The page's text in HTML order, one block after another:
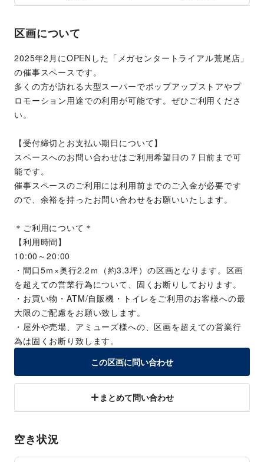
区画について
2025年2月にOPENした「メガセンタートライアル荒尾店」
の催事スペースです。
多くの方が訪れる大型スーパーでポップアップストアやプ
ロモーション用途での利用が可能です。ぜひご利用くださ
い。
【受付締切とお支払い期日について】
スペースへのお問い合わせはご利用希望日の７日前まで可
能です。
催事スペースのご利用には利用前までのご入金が必要です
ので、余裕を持ったお問い合わせをお願いいたします。
＊ご利用について＊
【利用時間】
10:00～20:00
・間口5ｍ×奥行2.2ｍ（約3.3坪）の区画となります。区画
を超えての営業行為について、固くお断りしております。
・お買い物・ATM/自販機・トイレをご利用のお客様への最
大限のご配慮をお願い致します。
・屋外や売場、アミューズ様への、区画を超えての営業行
為は固くお断り致します。
この区画に問い合わせ
まとめて問い合わせ
空き状況